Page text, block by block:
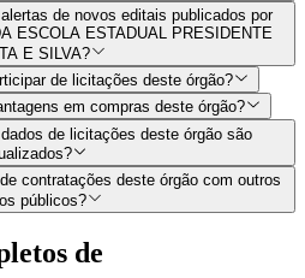
de novos editais publicados por
ESCOLA ESTADUAL PRESIDENTE
E SILVA?
de licitações deste órgão?
em compras deste órgão?
de licitações deste órgão são
contratações deste órgão com outros
públicos?
de